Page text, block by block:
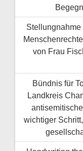
von Frau
Bündnis für
Landkreis
wichtiger